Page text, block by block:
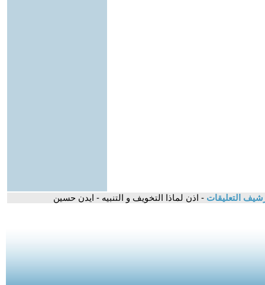
التعليقات - اذن لماذا التخويف و التنبيه - ايدن حسين